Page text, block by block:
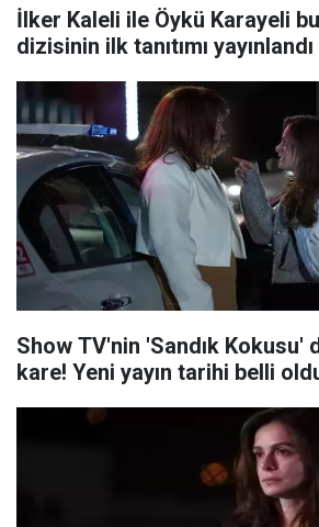
İlker Kaleli ile Öykü Karayeli
dizisinin ilk tanıtımı yayınlandı
Show TV'nin 'Sandık Kokusu'
kare! Yeni yayın tarihi belli